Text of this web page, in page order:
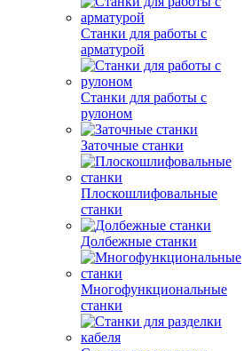
Станки для работы с
арматурой
Станки для работы с
рулоном
Заточные станки
Плоскошлифовальные
станки
Долбежные станки
Многофункциональные
станки